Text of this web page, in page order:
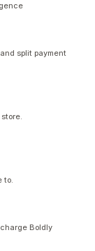
split payment
to.
Boldly